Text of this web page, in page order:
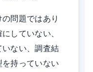
問題ではあり
していない、
ない、調査結
持っていない